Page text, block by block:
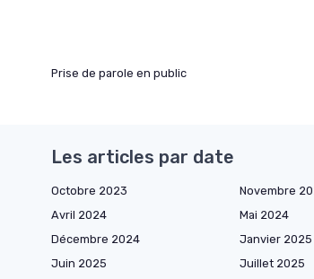
Prise de parole en public
Les articles par date
Octobre 2023 Novembre
Avril 2024
Mai 2024
Décembre 2024
Janvier 2025
Juin 2025
Juillet 2025